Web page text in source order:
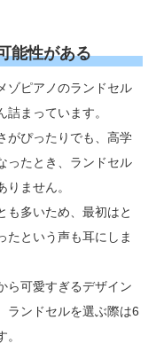
能性がある
ゾピアノのランドセル
まっています。
がぴったりでも、高学
ったとき、ランドセル
ません。
も多いため、最初はと
たという声も耳にしま
ら可愛すぎるデザイン
ランドセルを選ぶ際は6